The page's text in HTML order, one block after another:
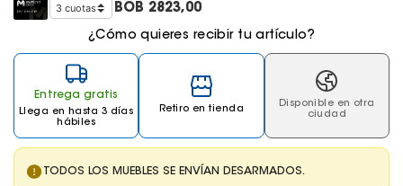
BOB 2823,00
¿Cómo quieres recibir tu artículo?
Entrega gratis
Llega en hasta 3 días
hábiles
Retiro en tienda
Disponible en otra
ciudad
TODOS LOS MUEBLES SE ENVÍAN DESARMADOS.